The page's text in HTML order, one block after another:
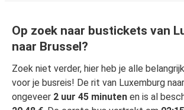
Op zoek naar bustickets van
naar Brussel?
Zoek niet verder, hier heb je alle
voor je busreis! De rit van Luxemburg
ongeveer 2 uur 45 minuten en is al